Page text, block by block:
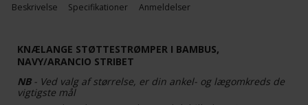
Beskrivelse Specifikationer Anmeldelser
KNÆLANGE STØTTESTRØMPER I BAMBUS,
NAVY/ARANCIO STRIBET
NB- Ved valg af størrelse, er din ankel- og lægomkreds de
vigtigste mål